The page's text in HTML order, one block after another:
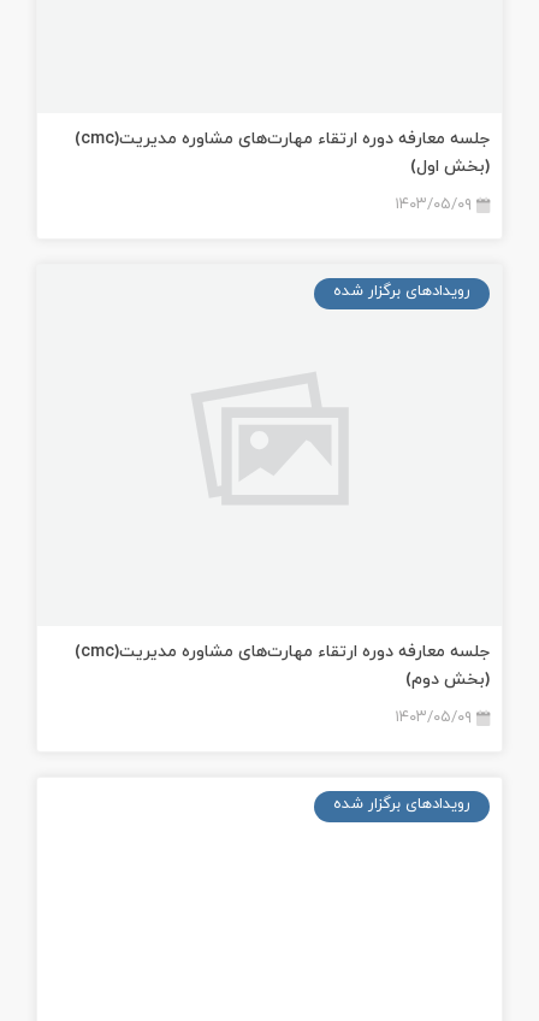
جلسه معارفه دوره ارتقاء مهارت‌های مشاوره مدیریت(cmc)
(بخش اول)
۱۴۰۳/۰۵/۰۹
رویدادهای برگزار شده
جلسه معارفه دوره ارتقاء مهارت‌های مشاوره مدیریت(cmc)
(بخش دوم)
۱۴۰۳/۰۵/۰۹
رویدادهای برگزار شده